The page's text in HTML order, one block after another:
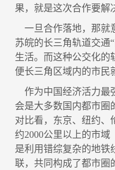
果，就是这次合作要解
一旦合作落地，那就
苏皖的长三角轨道交通
生活。而这种公交化的
便长三角区域内的市民
作为中国经济活力最
会是大多数国内都市圈
对比看，东京、纽约、
约2000公里以上的市域
是利用错综复杂的地铁
联，共同构成了都市圈